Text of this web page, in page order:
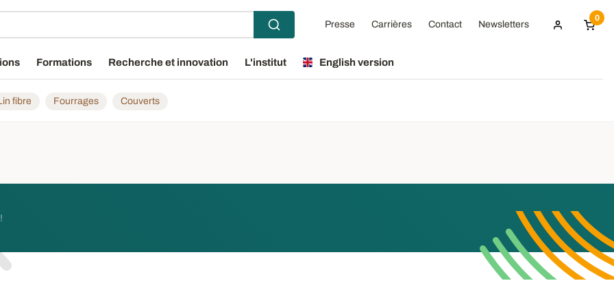
Presse Carrières Contact Newsletters
0
Formations Recherche et innovation L'institut English version
fibre Fourrages Couverts